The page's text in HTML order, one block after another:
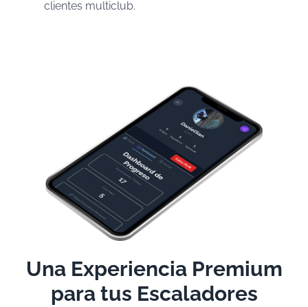
clientes multiclub.
Una Experiencia Premium
para tus Escaladores